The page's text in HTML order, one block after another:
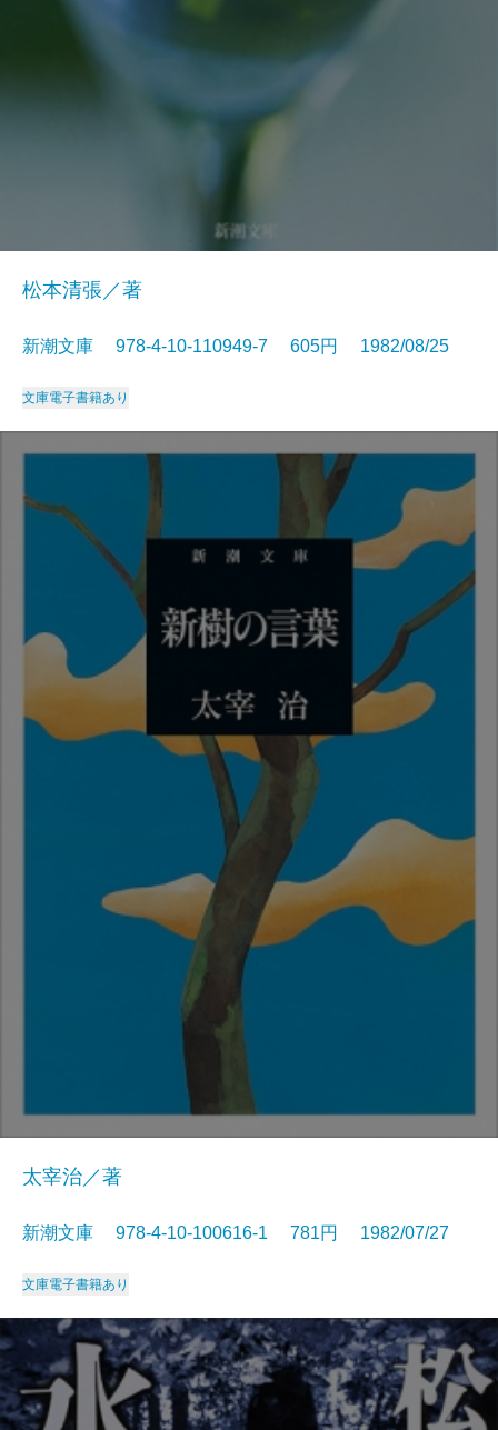
松本清張／著
新潮文庫 978-4-10-110949-7 605円 1982/08/25
文庫電子書籍あり
太宰治／著
新潮文庫 978-4-10-100616-1 781円 1982/07/27
文庫電子書籍あり